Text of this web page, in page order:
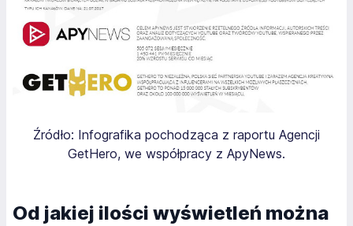
Źródło: Infografika pochodząca z raportu Agencji
GetHero, we współpracy z ApyNews.
Od jakiej ilości wyświetleń można